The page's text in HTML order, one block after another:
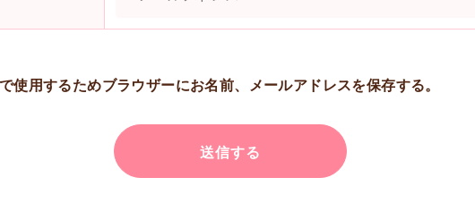
使用するためブラウザーにお名前、メールアドレスを保存する。